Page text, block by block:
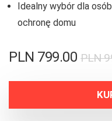
Idealny wybór dla
ochronę domu
PLN
PLN 799.00